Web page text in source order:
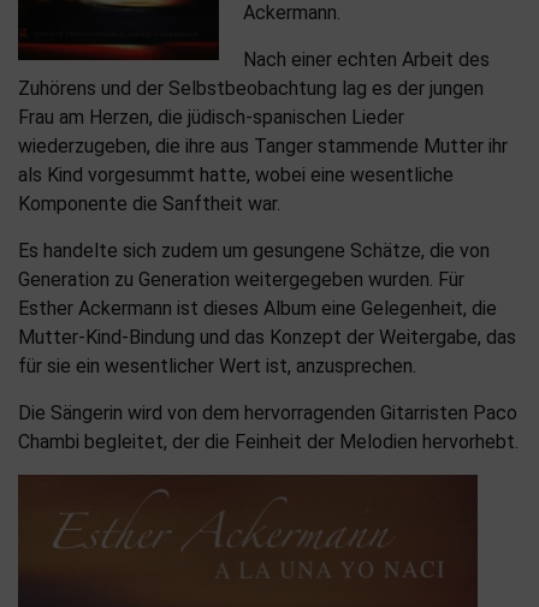
Ackermann.
Nach einer echten Arbeit des
Zuhörens und der Selbstbeobachtung lag es der jungen
Frau am Herzen, die jüdisch-spanischen Lieder
wiederzugeben, die ihre aus Tanger stammende Mutter ihr
als Kind vorgesummt hatte, wobei eine wesentliche
Komponente die Sanftheit war.
Es handelte sich zudem um gesungene Schätze, die von
Generation zu Generation weitergegeben wurden. Für
Esther Ackermann ist dieses Album eine Gelegenheit, die
Mutter-Kind-Bindung und das Konzept der Weitergabe, das
für sie ein wesentlicher Wert ist, anzusprechen.
Die Sängerin wird von dem hervorragenden Gitarristen Paco
Chambi begleitet, der die Feinheit der Melodien hervorhebt.